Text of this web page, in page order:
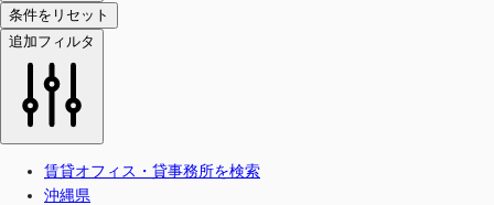
条件をリセット
追加フィルタ
賃貸オフィス・貸事務所を検索
沖縄県